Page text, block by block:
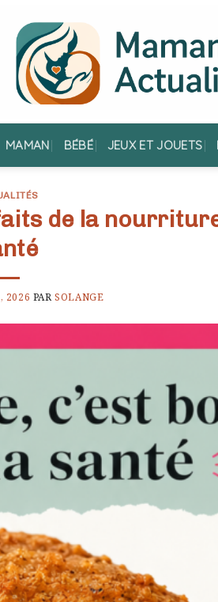
MAMAN BÉBÉ JEUX ET JOUETS
de la
2026 PARSOLANGE